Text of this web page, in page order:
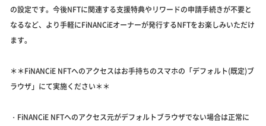
の設定です。今後NFTに関連する支援特典やリワードの申請手続きが不要と
なるなど、より手軽にFiNANCiEオーナーが発行するNFTをお楽しみいただけ
ます。
＊＊FiNANCiE NFTへのアクセスはお手持ちのスマホの「デフォルト(既定)ブ
ラウザ」にて実施ください＊＊
・FiNANCiE NFTへのアクセス元がデフォルトブラウザでない場合は正常に